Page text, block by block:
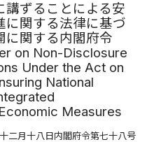
講ずることによる安
に関する法律に基づ
に関する内閣府令
on Non-Disclosure
Under the Act on
National
Measures
二月十八日内閣府令第七十八号